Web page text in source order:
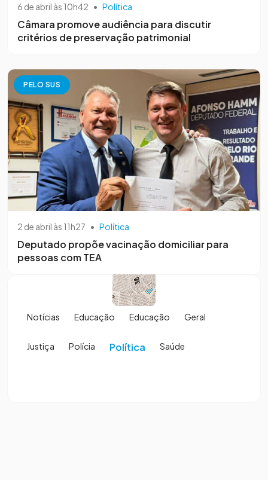
6 de abril às 10h42 • Política
Câmara promove audiência para discutir
critérios de preservação patrimonial
PELO SUS
2 de abril às 11h27 • Política
Deputado propõe vacinação domiciliar para
pessoas com TEA
Notícias Educação Educação Geral
Justiça Polícia Política Saúde